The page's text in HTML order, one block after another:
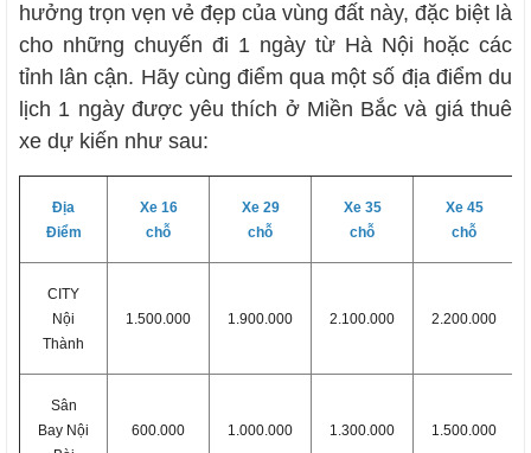
hưởng trọn vẹn vẻ đẹp của vùng đất này, đặc biệt là
cho những chuyến đi 1 ngày từ Hà Nội hoặc các
tỉnh lân cận. Hãy cùng điểm qua một số địa điểm du
lịch 1 ngày được yêu thích ở Miền Bắc và giá thuê
xe dự kiến như sau:
Địa
Điểm
Xe 16
chỗ
Xe 29
chỗ
Xe 35
chỗ
Xe 45
chỗ
CITY
Nội
Thành
1.500.000 1.900.000 2.100.000 2.200.000
Sân
Bay Nội
600.000 1.000.000 1.300.000 1.500.000